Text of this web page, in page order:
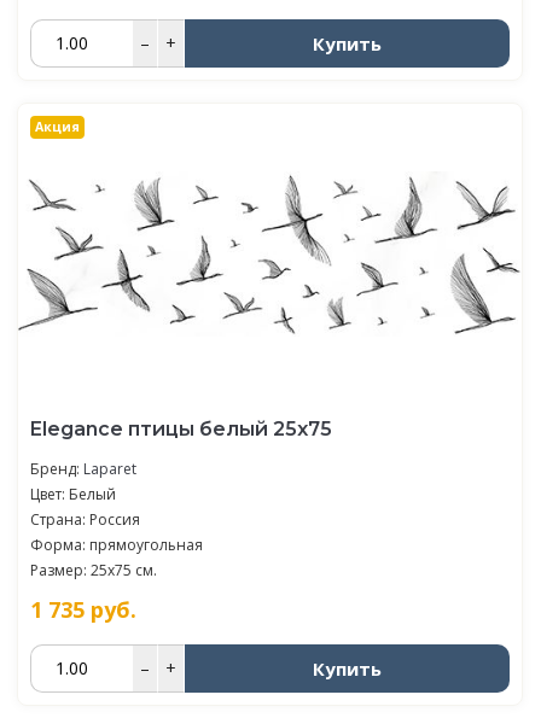
– + Купить
Акция
Elegance птицы белый 25х75
Бренд: Laparet
Цвет: Белый
Страна: Россия
Форма: прямоугольная
Размер: 25x75 см.
1 735 руб.
– + Купить